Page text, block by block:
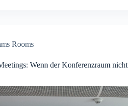
Rooms
Wenn der Konferenzraum nicht